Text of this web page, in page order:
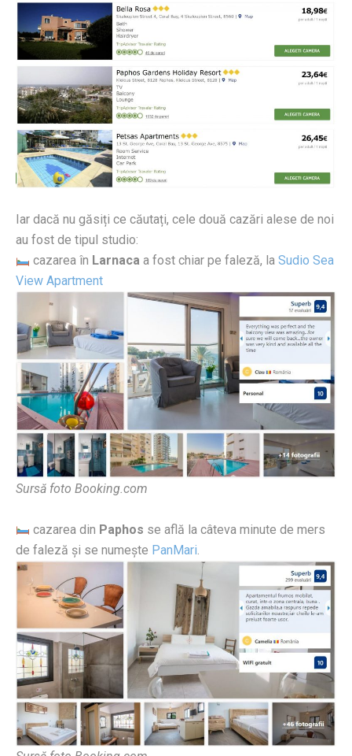
Iar dacă nu găsiți ce căutați, cele două cazări alese de noi
au fost de tipul studio:
cazarea în Larnaca a fost chiar pe faleză, laSudio Sea
View Apartment
Sursă foto Booking.com
cazarea din Paphos se află la câteva minute de mers
de faleză și se numește PanMari